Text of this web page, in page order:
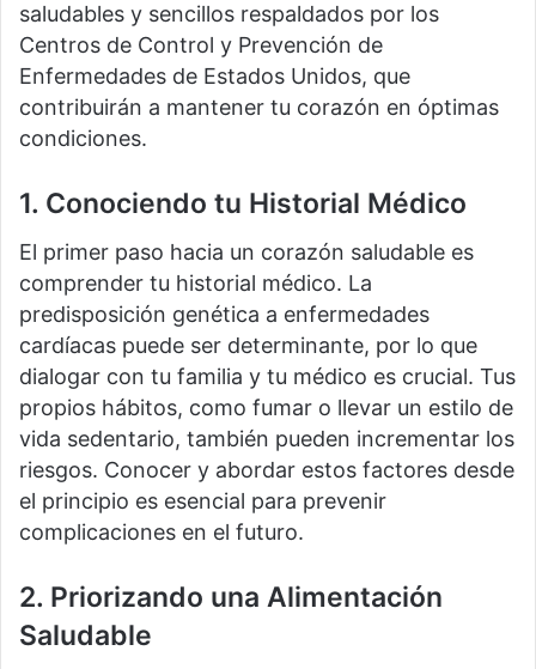
saludables y sencillos respaldados por los
Centros de Control y Prevención de
Enfermedades de Estados Unidos, que
contribuirán a mantener tu corazón en óptimas
condiciones.
1. Conociendo tu Historial Médico
El primer paso hacia un corazón saludable es
comprender tu historial médico. La
predisposición genética a enfermedades
cardíacas puede ser determinante, por lo que
dialogar con tu familia y tu médico es crucial. Tus
propios hábitos, como fumar o llevar un estilo de
vida sedentario, también pueden incrementar los
riesgos. Conocer y abordar estos factores desde
el principio es esencial para prevenir
complicaciones en el futuro.
2. Priorizando una Alimentación
Saludable